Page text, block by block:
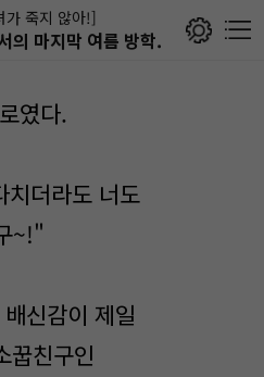
가 죽지 않아!]
의 마지막 여름 방학.
였다.
치더라도 너도
~!"
신감이 제일
꿉친구인